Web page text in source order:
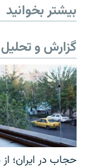
بیشتر بخوانید
گزارش و تحلیل
حجاب در ایران؛